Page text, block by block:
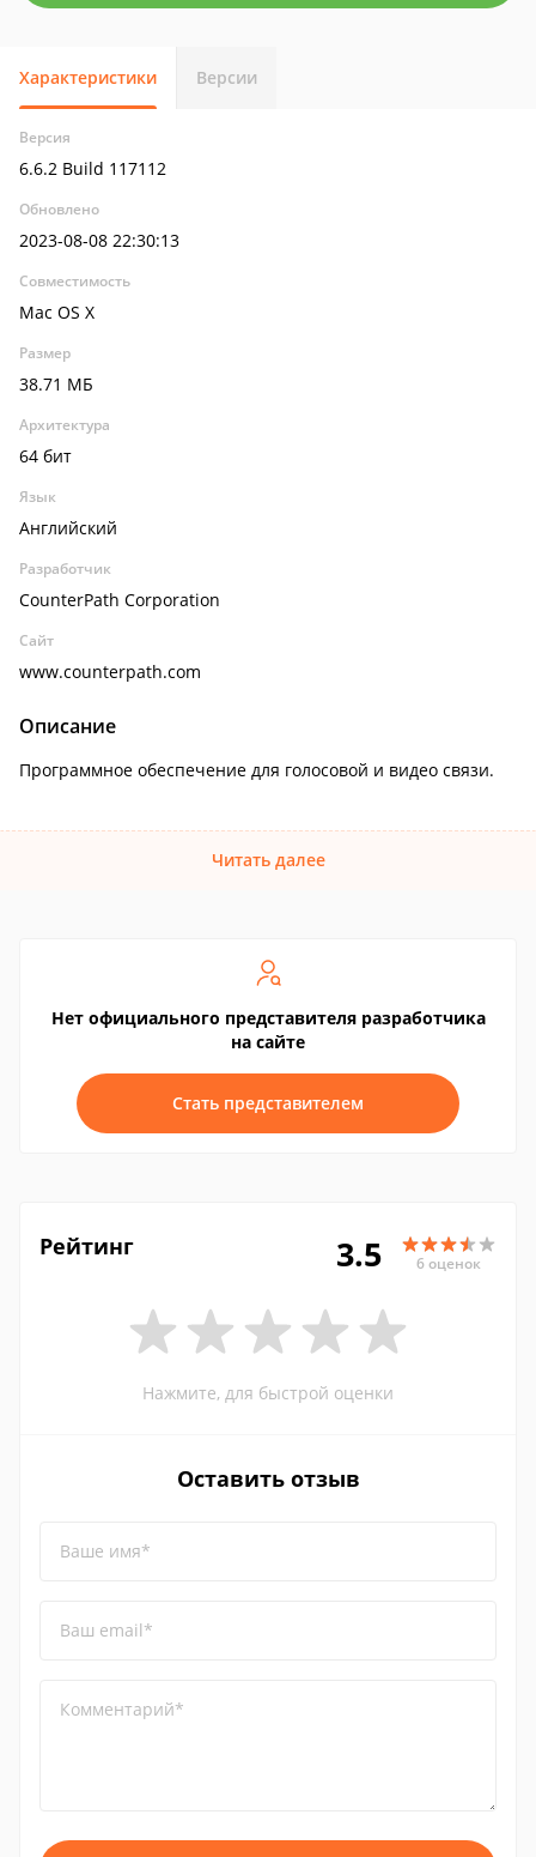
Характеристики Версии
Версия
6.6.2 Build 117112
Обновлено
2023-08-08 22:30:13
Совместимость
Mac OS X
Размер
38.71 МБ
Архитектура
64 бит
Язык
Английский
Разработчик
CounterPath Corporation
Сайт
www.counterpath.com
Описание
Программное обеспечение для голосовой и видео связи.
Читать далее
Нет официального представителя разработчика
на сайте
Стать представителем
Рейтинг 3.5 6 оценок
Нажмите, для быстрой оценки
Оставить отзыв
Ваше имя*
Ваш email*
Комментарий*